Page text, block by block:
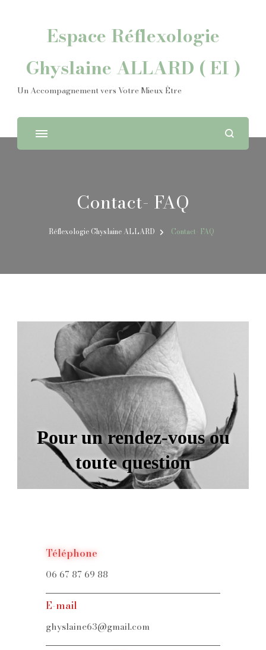
Espace Réflexologie
Ghyslaine ALLARD ( EI )
Un Accompagnement vers Votre Mieux Être
Contact- FAQ
Réflexologie Ghyslaine ALLARD Contact- FAQ
Pour un rendez-vous ou
toute question
Téléphone
06 67 87 69 88
E-mail
ghyslaine63@gmail.com